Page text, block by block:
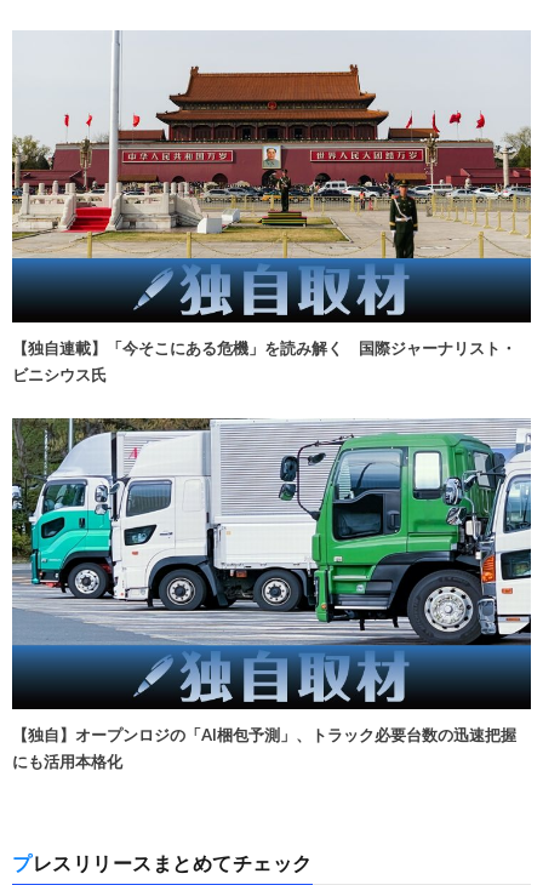
【独自連載】「今そこにある危機」を読み解く 国際ジャーナリスト・
ビニシウス氏
【独自】オープンロジの「AI梱包予測」、トラック必要台数の迅速把握
にも活用本格化
プレスリリースまとめてチェック